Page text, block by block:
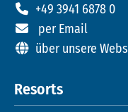
+49 3941 6878 0
per Email
über unsere
Resorts